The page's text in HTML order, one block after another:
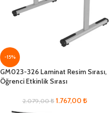
-15%
GM023-326 Laminat Resim Sırası,
Öğrenci Etkinlik Sırası
2.079,00₺ 1.767,00 ₺